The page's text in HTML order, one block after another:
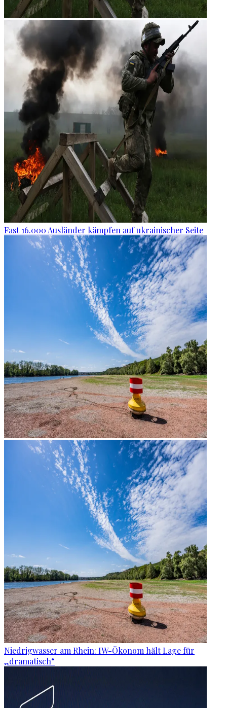
Fast 16.000 Ausländer kämpfen auf ukrainischer Seite
Niedrigwasser am Rhein: IW-Ökonom hält Lage für
„dramatisch“